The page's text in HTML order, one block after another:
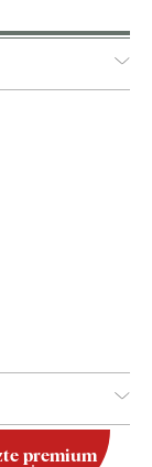
premium